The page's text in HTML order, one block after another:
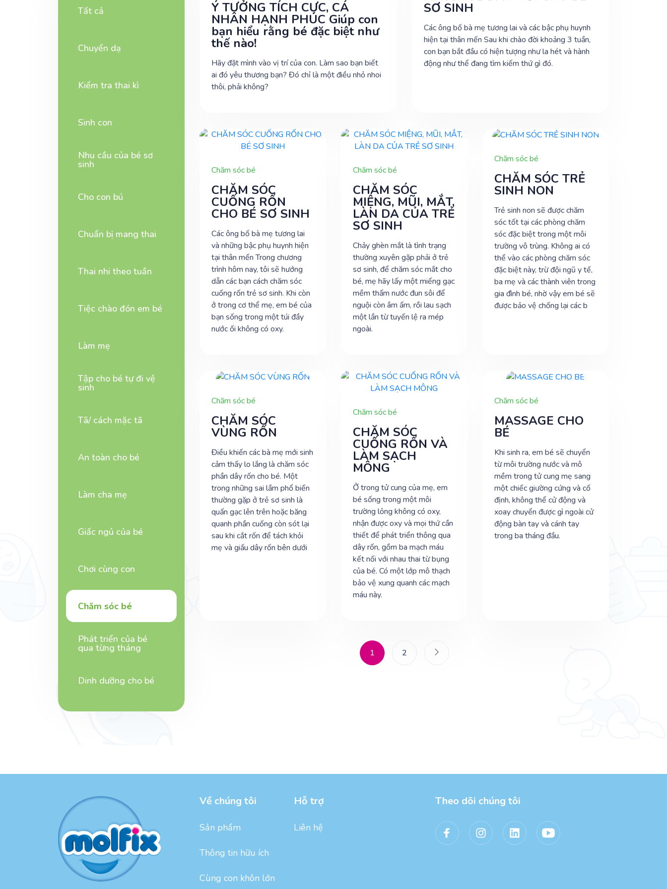
Tất cả
Chuyển dạ
Kiểm tra thai kì
Sinh con
Nhu cầu của bé sơ
sinh
Cho con bú
Chuẩn bị mang thai
Thai nhi theo tuần
Tiệc chào đón em bé
Làm mẹ
Tập cho bé tự đi vệ
sinh
Tã/ cách mặc tã
An toàn cho bé
Làm cha mẹ
Giấc ngủ của bé
Chơi cùng con
Chăm sóc bé
Phát triển của bé
qua từng tháng
Dinh dưỡng cho bé
Ý TƯỞNG TÍCH CỰC, CÁ
NHÂN HẠNH PHÚC Giúp con
bạn hiểu rằng bé đặc biệt như
thế nào!
Hãy đặt mình vào vị trí của con. Làm sao bạn biết
ai đó yêu thương bạn? Đó chỉ là một điều nhỏ nhoi
thôi, phải không?
SƠ SINH
Các ông bố bà mẹ tương lai và các bậc phụ huynh
hiện tại thân mến Sau khi chào đời khoảng 3 tuần,
con bạn bắt đầu có hiện tượng như la hét và hành
động như thể đang tìm kiếm thứ gì đó.
Chăm sóc bé
CHĂM SÓC
CUỐNG RỐN
CHO BÉ SƠ SINH
Các ông bố bà mẹ tương lai
và những bậc phụ huynh hiện
tại thân mến Trong chương
trình hôm nay, tôi sẽ hướng
dẫn các bạn cách chăm sóc
cuống rốn trẻ sơ sinh. Khi còn
ở trong cơ thể mẹ, em bé của
bạn sống trong một túi đầy
nước ối không có oxy.
Chăm sóc bé
CHĂM SÓC
MIỆNG, MŨI, MẮT,
LÀN DA CỦA TRẺ
SƠ SINH
Chảy ghèn mắt là tình trạng
thường xuyên gặp phải ở trẻ
sơ sinh, để chăm sóc mắt cho
bé, mẹ hãy lấy một miếng gạc
mềm thấm nước đun sôi để
nguội còn âm ấm, rồi lau sạch
một lần từ tuyến lệ ra mép
ngoài.
Chăm sóc bé
CHĂM SÓC TRẺ
SINH NON
Trẻ sinh non sẽ được chăm
sóc tốt tại các phòng chăm
sóc đặc biệt trong một môi
trường vô trùng. Không ai có
thể vào các phòng chăm sóc
đặc biệt này, trừ đội ngũ y tế,
ba mẹ và các thành viên trong
gia đình bé, nhờ vậy em bé sẽ
được bảo vệ chống lại các b
Chăm sóc bé
CHĂM SÓC
VÙNG RỐN
Điều khiến các bà mẹ mới sinh
cảm thấy lo lắng là chăm sóc
phần dây rốn cho bé. Một
trong những sai lầm phổ biến
thường gặp ở trẻ sơ sinh là
quấn gạc lên trên hoặc băng
quanh phần cuống còn sót lại
sau khi cắt rốn để tách khỏi
mẹ và giấu dây rốn bên dưới
Chăm sóc bé
CHĂM SÓC
CUỐNG RỐN VÀ
LÀM SẠCH
MÔNG
Ở trong tử cung của mẹ, em
bé sống trong một môi
trường lỏng không có oxy,
nhận được oxy và mọi thứ cần
thiết để phát triển thông qua
dây rốn, gồm ba mạch máu
kết nối với nhau thai từ bụng
của bé. Có một lớp mô thạch
bảo vệ xung quanh các mạch
máu này.
Chăm sóc bé
MASSAGE CHO
BÉ
Khi sinh ra, em bé sẽ chuyển
từ môi trường nước và mô
mềm trong tử cung mẹ sang
một chiếc giường cứng và cố
định, không thể cử động và
xoay chuyển được gì ngoài cử
động bàn tay và cánh tay
trong ba tháng đầu.
1 2
Về chúng tôi
Sản phẩm
Thông tin hữu ích
Cùng con khôn lớn
Hỗ trợ
Liên hệ
Theo dõi chúng tôi